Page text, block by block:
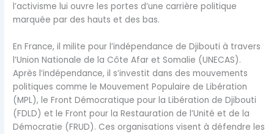
l’activisme lui ouvre les portes d’une carrière politique
marquée par des hauts et des bas.
En France, il milite pour l’indépendance de Djibouti à travers
l’Union Nationale de la Côte Afar et Somalie (UNECAS).
Après l’indépendance, il s’investit dans des mouvements
politiques comme le Mouvement Populaire de Libération
(MPL), le Front Démocratique pour la Libération de Djibouti
(FDLD) et le Front pour la Restauration de l’Unité et de la
Démocratie (FRUD). Ces organisations visent à défendre les